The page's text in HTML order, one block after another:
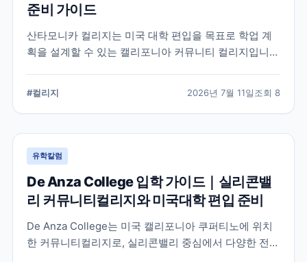
준비 가이드
산타모니카 컬리지는 미국 대학 편입을 목표로 학업 계
획을 설계할 수 있는 캘리포니아 커뮤니티 컬리지입니
#컬리지 2026년 7월 11일조회 8
유학칼럼
De Anza College 입학 가이드｜실리콘밸
리 커뮤니티컬리지와 미국대학 편입 준비
De Anza College는 미국 캘리포니아 쿠퍼티노에 위치
한 커뮤니티컬리지로, 실리콘밸리 중심에서 다양한 전공